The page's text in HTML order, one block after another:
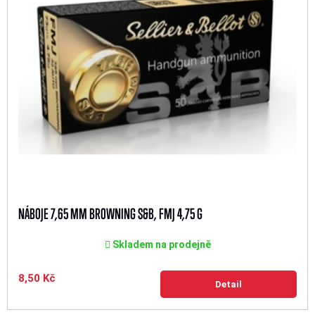
NÁBOJE 7,65 MM BROWNING S&B, FMJ 4,75 G
Skladem na prodejně
8,50 Kč Detail